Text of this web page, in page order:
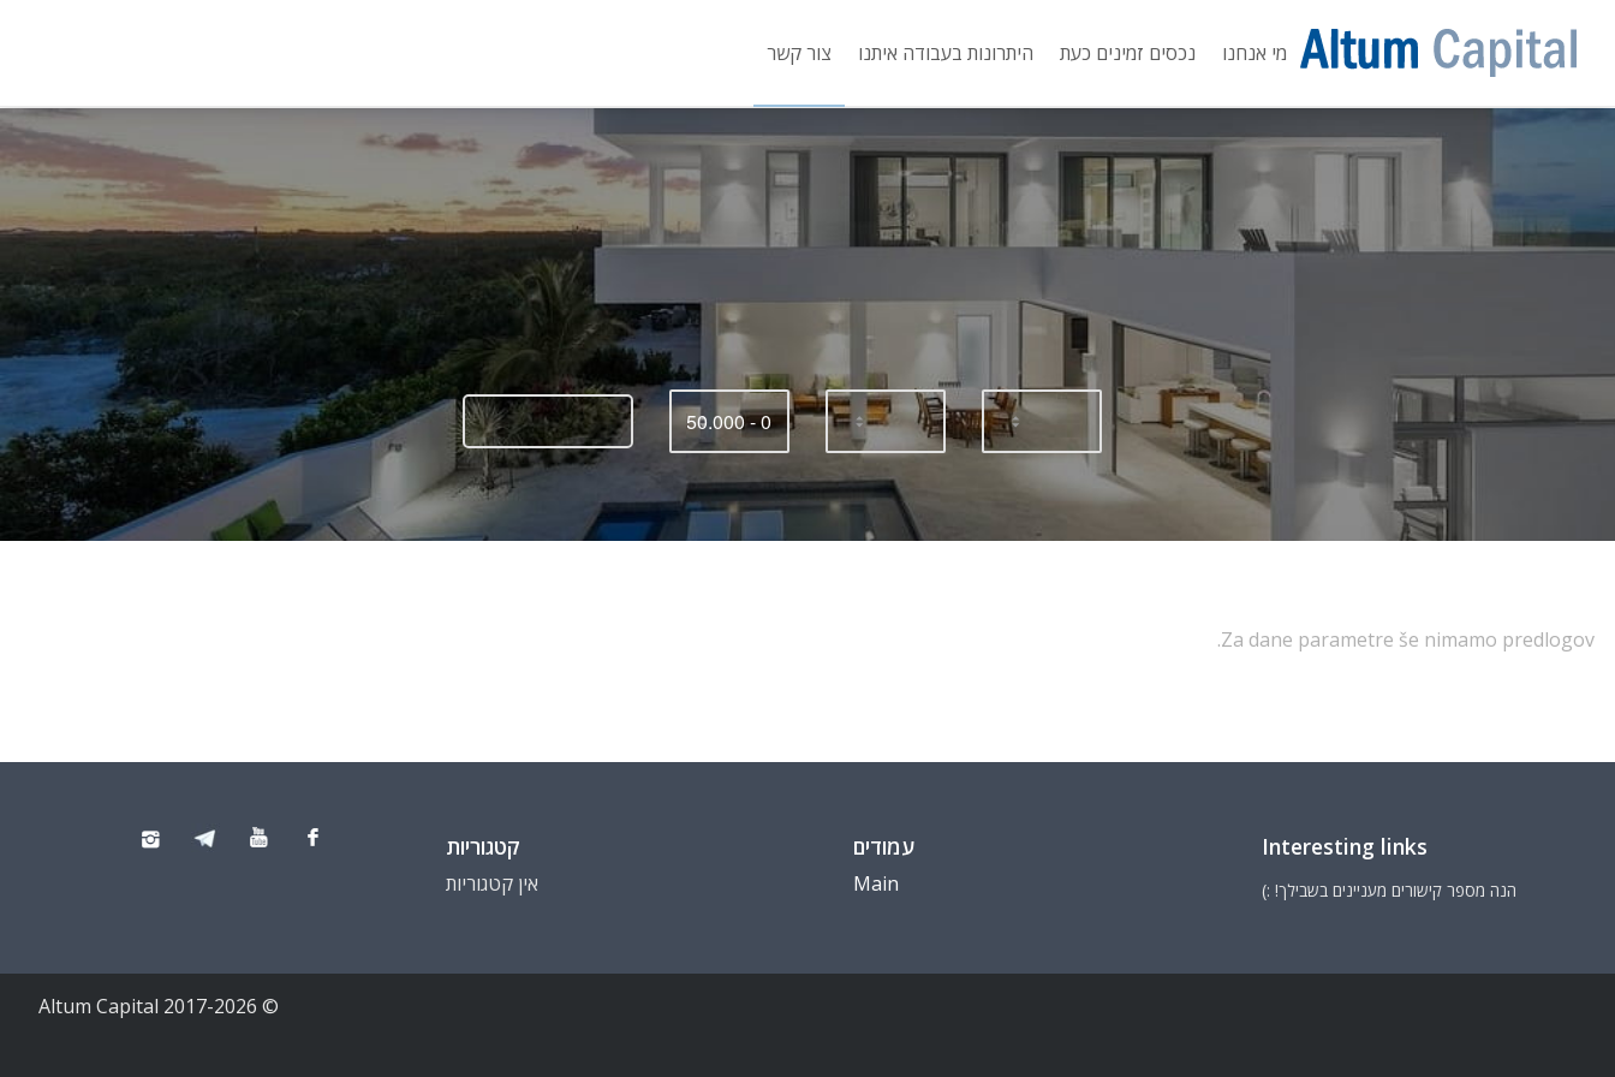
מי אנחנו נכסים זמינים כעת היתרונות בעבודה איתנו צור קשר
Za dane parametre še nimamo predlogov.
Interesting links
הנה מספר קישורים מעניינים בשבילך! :)
עמודים
Main
קטגוריות
אין קטגוריות
© 2017-2026 Altum Capital